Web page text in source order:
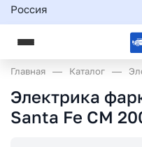
Россия
Главная Каталог
Электрика
Santa Fe CM